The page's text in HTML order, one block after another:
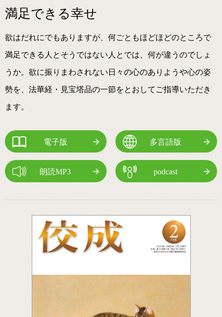
満足できる幸せ
欲はだれにでもありますが、何ごともほどほどのところで
満足できる人とそうではない人とでは、何が違うのでしょ
うか。欲に振りまわされない日々の心のありようや心の姿
勢を、法華経・見宝塔品の一節をとおしてご指導いただき
ます。
電子版 多言語版
朗読MP3 podcast